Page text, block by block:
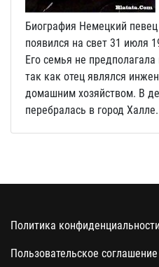
Биография Немецкий
появился на свет 31 июля
Его семья не
так как отец являлся
домашним хозяйством. В
перебралась в город Халле.
Политика конфиденциальности
Пользовательское соглашение